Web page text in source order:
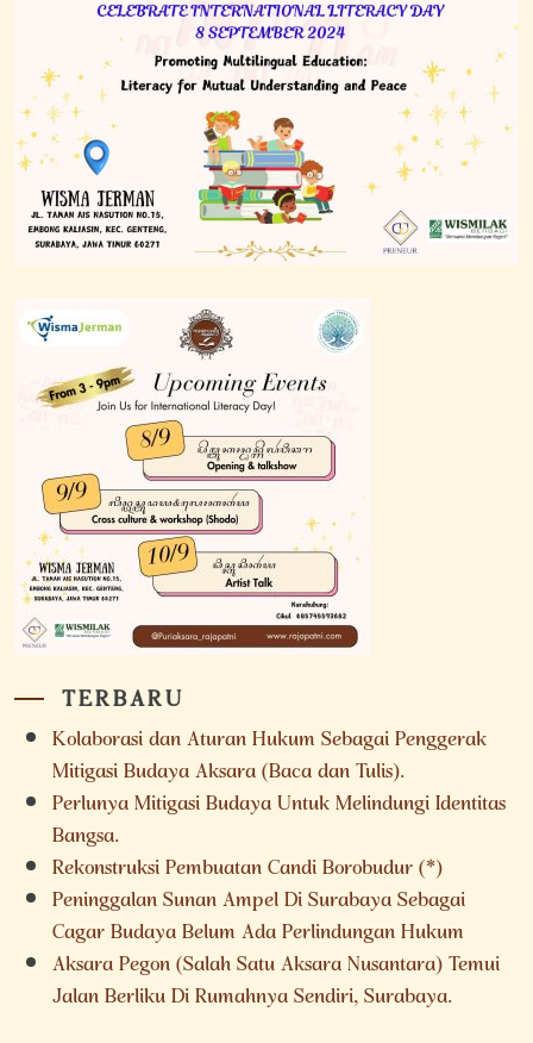
TERBARU
Kolaborasi dan Aturan Hukum Sebagai Penggerak
Mitigasi Budaya Aksara (Baca dan Tulis).
Perlunya Mitigasi Budaya Untuk Melindungi Identitas
Bangsa.
Rekonstruksi Pembuatan Candi Borobudur (*)
Peninggalan Sunan Ampel Di Surabaya Sebagai
Cagar Budaya Belum Ada Perlindungan Hukum
Aksara Pegon (Salah Satu Aksara Nusantara) Temui
Jalan Berliku Di Rumahnya Sendiri, Surabaya.